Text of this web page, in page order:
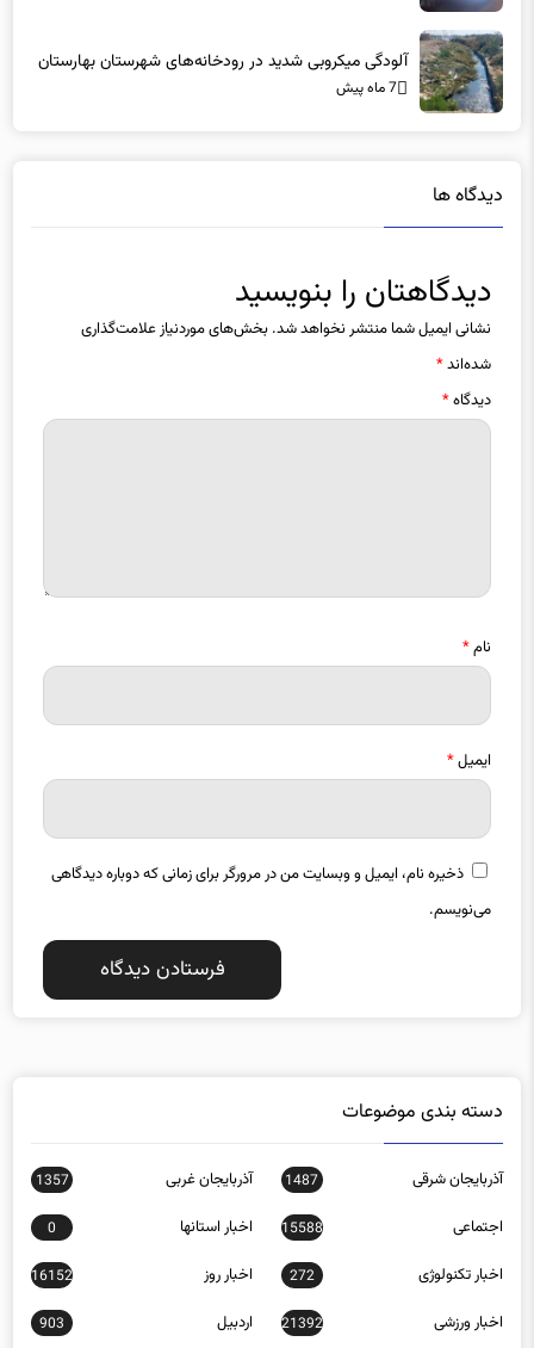
نشانی ایمیل شما منتشر نخواهد شد.بخش‌های موردنیاز علامت‌گذاری
شده‌اند*
دیدگاه*
ایمیل*
ذخیره نام، ایمیل و وبسایت من در مرورگر برای زمانی که دوباره دیدگاهی
می‌نویسم.
آذربایجان شرقی
اجتماعی 15588 اخبار استانها 0
اخبار تکنولوژی 272 اخبار روز 16152
اخبار ورزشی 21392 اردبیل 903
اصفهان 1616 اقتصادی 12118